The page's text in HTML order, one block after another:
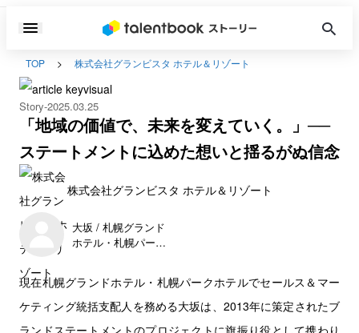
TOP 株式会社グランビスタ ホテル＆リゾート
Story 2025.03.25
「地域の価値で、未来を変えていく。」──
ステートメントに込めた想いと揺るがぬ信念
株式会社グランビスタ ホテル＆リゾート
大坂 / 札幌グランド
ホテル・札幌パーク
現在札幌グランドホテル・札幌パークホテルでセールス＆マー
ケティング統括支配人を務める大坂は、2013年に策定されたブ
ランドステートメントのプロジェクトに旗振り役として携わり